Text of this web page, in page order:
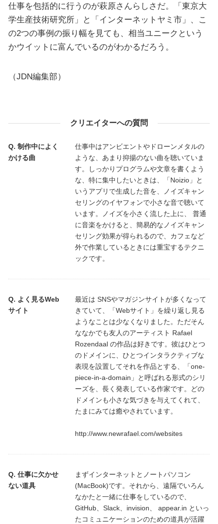
仕事を包括的に行うのが萩原さんらしさだ。「東京大
学生産技術研究所」と「インターネットヤミ市」、こ
の2つの事例の振り幅を見ても、相当ユニークという
かウイットに富んでいるのがわかるだろう。
（JDN編集部）
クリエイターへの質問
制作中によく
かける曲
仕事中はアンビエントやドローンメタルの
ような、あまり抑揚のない曲を聴いていま
す。しっかりプログラムや文章を書くよう
な、特に集中したいときは、「Noizio」と
いうアプリで生成した音を、ノイズキャン
セリングのイヤフォンで小さな音で聴いて
います。ノイズを小さく流した上に、 普通
に音楽をかけると、簡易的なノイズキャン
セリング効果が得られるので、カフェなど
外で作業しているときには重宝するテクニ
ックです。
よく見るWeb
サイト
最近は SNSやマガジンサイトが多くなって
きていて、「Webサイト」を繰り返し見る
ようなことは少なくなりました。ただそん
ななかでも友人のアーティスト Rafael
Rozendaal の作品は好きです。彼はひとつ
のドメインに、ひとつインタラクティブな
表現を設置してそれを作品とする、「one-
piece-in-a-domain」と呼ばれる形式のシリ
ーズを、長く発表している作家です。どの
ドメインも小さな気づきを与えてくれて、
たまにみては癒やされています。
http://www.newrafael.com/websites
仕事に欠かせ
ない道具
まずインターネットとノートパソコン
(MacBook)です。それから、遠隔でいろん
なかたと一緒に仕事をしているので、
GitHub、Slack、invision、 appear.in といっ
たコミュニケーションのための道具が活躍